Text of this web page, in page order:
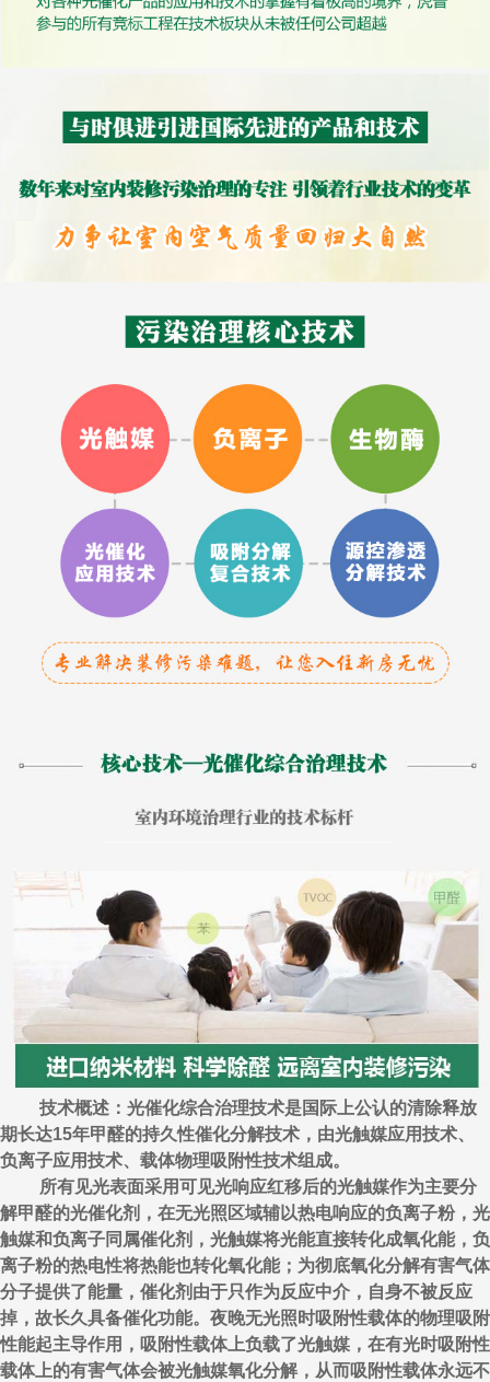
技术概述：光催化综合治理技术是国际上公认的清除释放
期长达15年甲醛的持久性催化分解技术，由光触媒应用技术、
负离子应用技术、载体物理吸附性技术组成。
所有见光表面采用可见光响应红移后的光触媒作为主要分
解甲醛的光催化剂，在无光照区域辅以热电响应的负离子粉，光
触媒和负离子同属催化剂，光触媒将光能直接转化成氧化能，负
离子粉的热电性将热能也转化氧化能；为彻底氧化分解有害气体
分子提供了能量，催化剂由于只作为反应中介，自身不被反应
掉，故长久具备催化功能。夜晚无光照时吸附性载体的物理吸附
性能起主导作用，吸附性载体上负载了光触媒，在有光时吸附性
载体上的有害气体会被光触媒氧化分解，从而吸附性载体永远不